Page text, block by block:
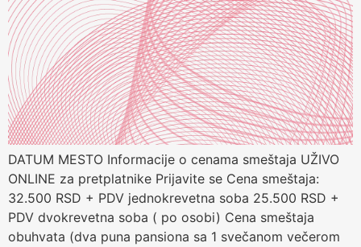
DATUM MESTO Informacije o cenama smeštaja UŽIVO
ONLINE za pretplatnike Prijavite se Cena smeštaja:
32.500 RSD + PDV jednokrevetna soba 25.500 RSD +
PDV dvokrevetna soba ( po osobi) Cena smeštaja
obuhvata (dva puna pansiona sa 1 svečanom večerom